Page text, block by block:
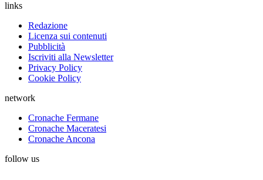
links
Redazione
Licenza sui contenuti
Pubblicità
Iscriviti alla Newsletter
Privacy Policy
Cookie Policy
network
Cronache Fermane
Cronache Maceratesi
Cronache Ancona
follow us